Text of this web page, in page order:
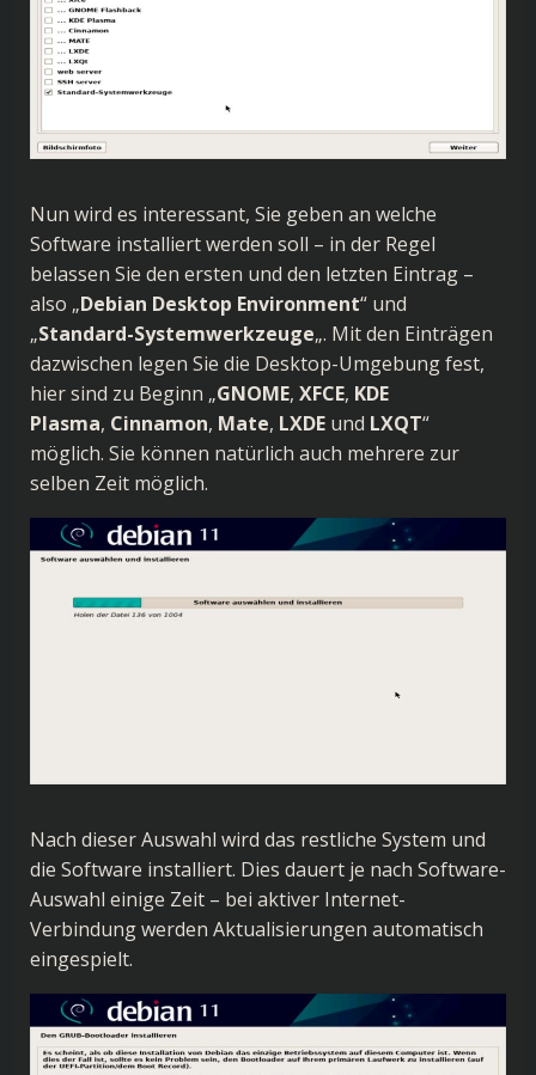
Nun wird es interessant, Sie geben an welche
Software installiert werden soll – in der Regel
belassen Sie den ersten und den letzten Eintrag –
also „Debian Desktop Environment“ und
„Standard-Systemwerkzeuge„. Mit den Einträgen
dazwischen legen Sie die Desktop-Umgebung fest,
hier sind zu Beginn „GNOME, XFCE, KDE
Plasma, Cinnamon, Mate, LXDE und LXQT“
möglich. Sie können natürlich auch mehrere zur
selben Zeit möglich.
Nach dieser Auswahl wird das restliche System und
die Software installiert. Dies dauert je nach Software-
Auswahl einige Zeit – bei aktiver Internet-
Verbindung werden Aktualisierungen automatisch
eingespielt.